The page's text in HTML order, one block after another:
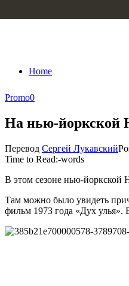
Home
Promo0
На нью-йоркской
Перевод Сергей Лукавский
Time to Read:-words
В этом сезоне нью-йоркской
Там можно было увидеть
фильм 1973 года «Дух